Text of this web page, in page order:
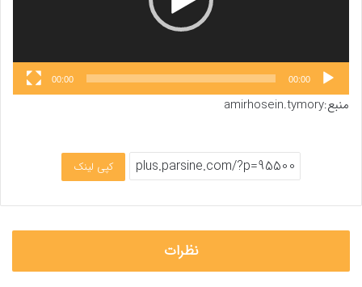
00:00
00:00
منبع:amirhosein.tymory
کپی لینک
نظرات